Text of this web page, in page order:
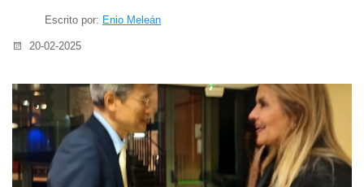
Escrito por: Enio Meleán
20-02-2025